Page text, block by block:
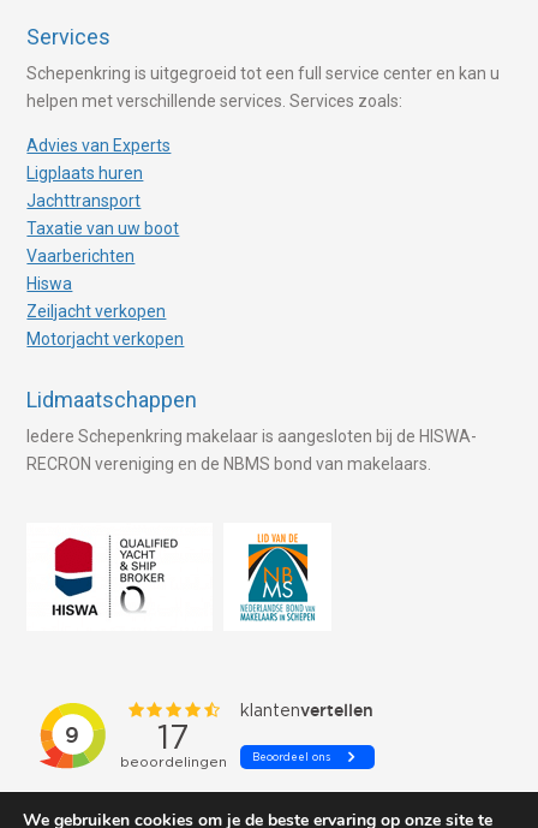
Services
Schepenkring is uitgegroeid tot een full service center en kan u
helpen met verschillende services. Services zoals:
Advies van Experts
Ligplaats huren
Jachttransport
Taxatie van uw boot
Vaarberichten
Hiswa
Zeiljacht verkopen
Motorjacht verkopen
Lidmaatschappen
Iedere Schepenkring makelaar is aangesloten bij de HISWA-
RECRON vereniging en de NBMS bond van makelaars.
We gebruiken cookies om je de beste ervaring op onze site te